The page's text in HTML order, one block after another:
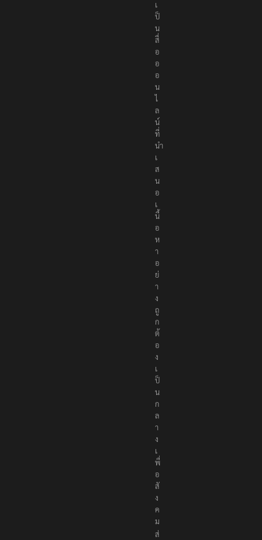
เ
ป็
น
สื่
อ
อ
อ
น
ไ
ล
น์
ที่
นำ
เ
ส
น
อ
เ
นื้
อ
ห
า
อ
ย่
า
ง
ถู
ก
ต้
อ
ง
เ
ป็
น
ก
ล
า
ง
เ
พื่
อ
สั
ง
ค
ม
ส่